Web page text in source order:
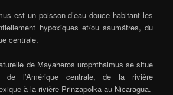
est un poisson d’eau douce habitant les
hypoxiques et/ou saumâtres, du
centrale.
de Mayaheros urophthalmus se situe
de l’Amérique centrale, de la rivière
à la rivière Prinzapolka au Nicaragua.